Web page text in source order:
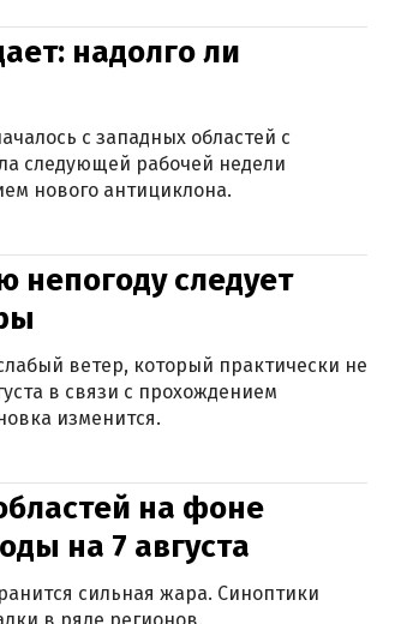
надолго ли
с западных областей с
следующей рабочей недели
нового антициклона.
непогоду следует
ветер, который практически не
в связи с прохождением
изменится.
на фоне
на 7 августа
сильная жара. Синоптики